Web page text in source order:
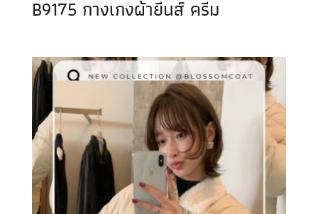
B9175 กางเกงผ้ายีนส์ ครีม